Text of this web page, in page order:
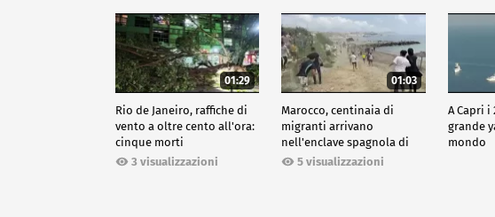
01:29
Rio de Janeiro, raffiche di
vento a oltre cento all'ora:
cinque morti
3 visualizzazioni
01:03
Marocco, centinaia di
migranti arrivano
nell'enclave spagnola di
Ceuta5 visualizzazioni
A Capri i
grande
mondo